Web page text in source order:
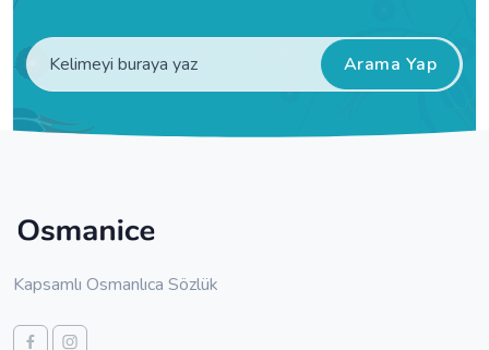
Arama Yap
Kapsamlı Osmanlıca Sözlük